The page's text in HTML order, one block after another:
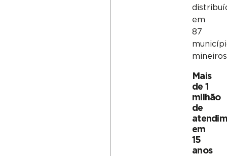
em
87
Mais
de 1
milhão
de
em
15
anos